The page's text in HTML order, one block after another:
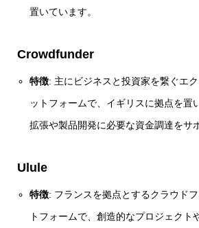
置いています。
Crowdfunder
特徴: 主にビジネスと投資家を繋ぐエ
ットフォームで、イギリスに拠点を置
拡張や製品開発に必要な資金調達をサ
Ulule
特徴: フランスを拠点とするクラウド
トフォームで、創造的なプロジェクト